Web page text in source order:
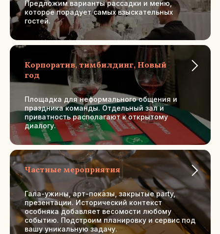
Предложим варианты рассадки и меню,
которое порадует самых взыскательных
гостей.
Корпоратив, тимбилдинг, Новый
год
Площадка для неформального общения и
праздника команды. Отдельный зал и
приватность располагают к открытому
диалогу.
Частные мероприятия
Гала-ужины, арт-показы, закрытые party,
презентации. Исторический контекст
особняка добавляет весомости любому
событию. Подстроим планировку и сервис под
вашу уникальную задачу.
Этокамерный банкетный зал в центре
Москвы, который полностью принадлежит
вам на время праздника. Здесь каждый
праздник получает дополнительную
ценность — благодаря уникальному месту.